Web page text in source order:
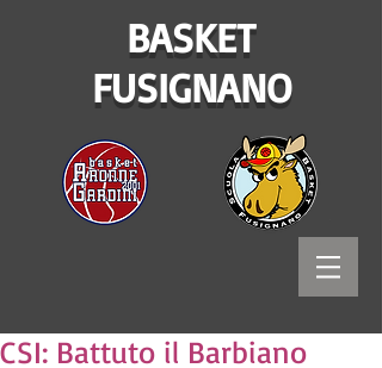
BASKET
FUSIGNANO
CSI: Battuto il Barbiano